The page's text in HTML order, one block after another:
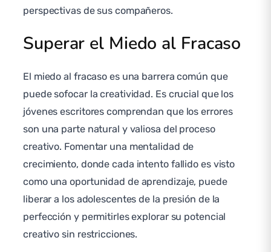
perspectivas de sus compañeros.
Superar el Miedo al Fracaso
El miedo al fracaso es una barrera común que
puede sofocar la creatividad. Es crucial que los
jóvenes escritores comprendan que los errores
son una parte natural y valiosa del proceso
creativo. Fomentar una mentalidad de
crecimiento, donde cada intento fallido es visto
como una oportunidad de aprendizaje, puede
liberar a los adolescentes de la presión de la
perfección y permitirles explorar su potencial
creativo sin restricciones.